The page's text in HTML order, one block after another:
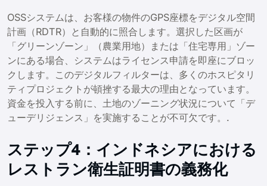
OSSシステムは、お客様の物件のGPS座標をデジタル空間
計画（RDTR）と自動的に照合します。選択した区画が
「グリーンゾーン」（農業用地）または「住宅専用」ゾー
ンにある場合、システムはライセンス申請を即座にブロッ
クします。このデジタルフィルターは、多くのホスピタリ
ティプロジェクトが頓挫する最大の理由となっています。
資金を投入する前に、土地のゾーニング状況について「デ
ューデリジェンス」を実施することが不可欠です。.
ステップ4：インドネシアにおける
レストラン衛生証明書の義務化